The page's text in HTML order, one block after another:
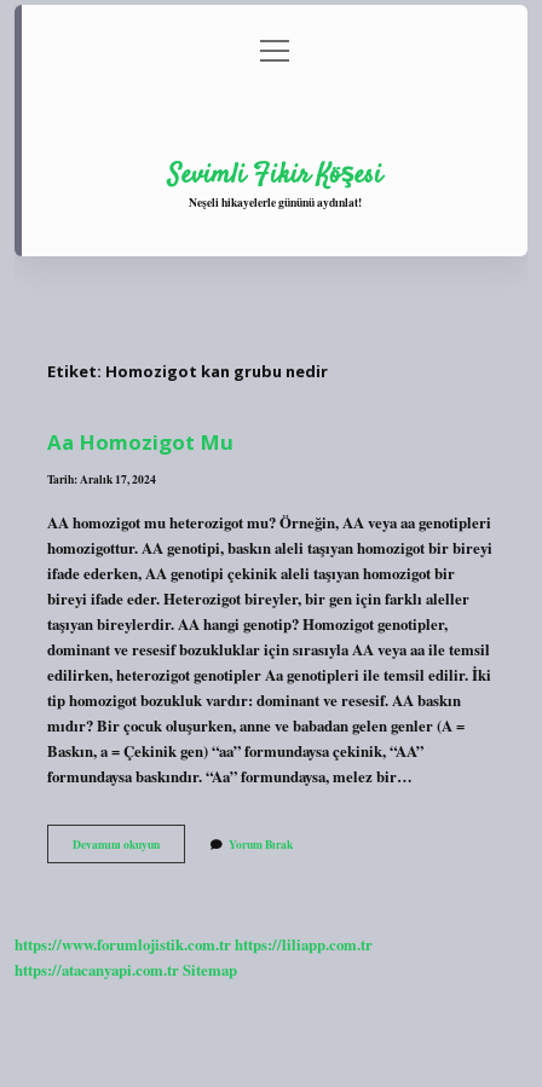
Gizlilik Politikası
menüyü
aç
Sevimli Fikir Köşesi
Neşeli hikayelerle gününü aydınlat!
Etiket: Homozigot kan grubu nedir
Aa Homozigot Mu
Tarih: Aralık 17, 2024
AA homozigot mu heterozigot mu? Örneğin, AA veya aa genotipleri
homozigottur. AA genotipi, baskın aleli taşıyan homozigot bir bireyi
ifade ederken, AA genotipi çekinik aleli taşıyan homozigot bir
bireyi ifade eder. Heterozigot bireyler, bir gen için farklı aleller
taşıyan bireylerdir. AA hangi genotip? Homozigot genotipler,
dominant ve resesif bozukluklar için sırasıyla AA veya aa ile temsil
edilirken, heterozigot genotipler Aa genotipleri ile temsil edilir. İki
tip homozigot bozukluk vardır: dominant ve resesif. AA baskın
mıdır? Bir çocuk oluşurken, anne ve babadan gelen genler (A =
Baskın, a = Çekinik gen) “aa” formundaysa çekinik, “AA”
formundaysa baskındır. “Aa” formundaysa, melez bir…
Devamını okuyunAa
Homozigot
Yorum Bırak
https://www.forumlojistik.com.trhttps://liliapp.com.tr
https://atacanyapi.com.trSitemap